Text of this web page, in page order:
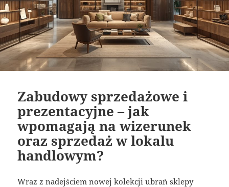
Zabudowy sprzedażowe i
prezentacyjne – jak
wpomagają na wizerunek
oraz sprzedaż w lokalu
handlowym?
Wraz z nadejściem nowej kolekcji ubrań sklepy